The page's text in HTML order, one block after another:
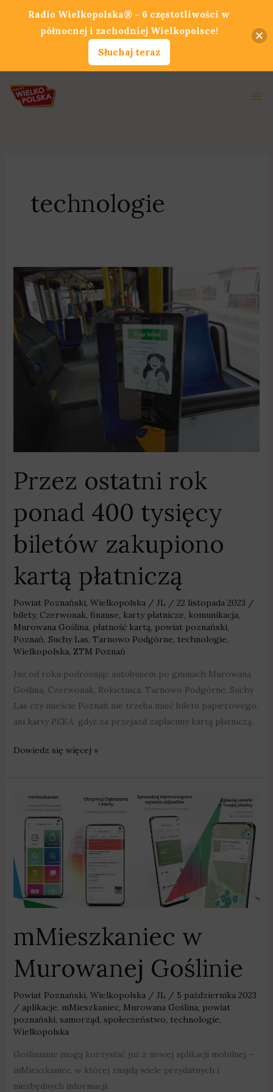
technologie
Przez ostatni rok
ponad 400 tysięcy
biletów zakupiono
kartą płatniczą
Powiat Poznański Wielkopolska / JL / 22 listopada 2023 /
bilety, Czerwonak, finanse karty płatnicze komunikacja
Murowana Goślina płatność kartą powiat poznański
Poznań Suchy Las Tarnowo Podgórne technologie
Wielkopolska ZTM Poznań
Już od roku podróżując autobusem po gminach Murowana
Goślina, Czerwonak, Rokietnica, Tarnowo Podgórne, Suchy
Las czy mieście Poznań nie trzeba mieć biletu papierowego,
ani karty PEKA, gdyż za przejazd zapłacimy kartą płatniczą.
Przez
ostatni
rok
ponad
400
tysięcy
biletów
Dowiedz się więcej »
mMieszkaniec w
Murowanej Goślinie
Powiat Poznański, Wielkopolska/ JL / 5 października 2023
/ aplikacje, mMieszkaniec, Murowana Goślina, powiat
poznański, samorząd, społeczeństwo, technologie,
Wielkopolska
Goślinianie mogą korzystać już z nowej aplikacji mobilnej –
mMieszkaniec, w której znajdą wiele przydatnych i
niezbędnych informacji.
mMieszkaniec
Murowanej
Goślinie
Radio Wielkopolska® - 6 częstotliwości w
północnej i zachodniej Wielkopolsce!
Słuchaj teraz